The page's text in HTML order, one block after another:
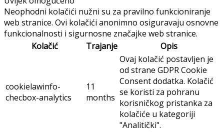
Neophodni kolačići nužni su za pravilno funkcioniranje
web stranice. Ovi kolačići anonimno osiguravaju osnovne
funkcionalnosti i sigurnosne značajke web stranice.
Kolačić
Trajanje Opis
cookielawinfo-
checbox-analytics
11
months
Ovaj kolačić postavljen je
od strane GDPR Cookie
Consent dodatka. Kolačić
se koristi za pohranu
korisničkog pristanka za
kolačiće u kategoriji
"Analitički".